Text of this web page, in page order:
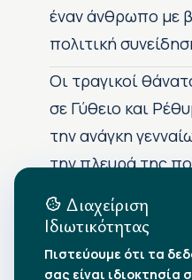
έναν άνθρωπο με
πολιτική
Οι τραγικοί
σε Γύθειο και
την ανάγκη
την πλευρά της
Αρχείο
Διαχείριση
Ιδιωτικότητας
Πιστεύουμε ότι τα
σας είναι ιδιοκτησία